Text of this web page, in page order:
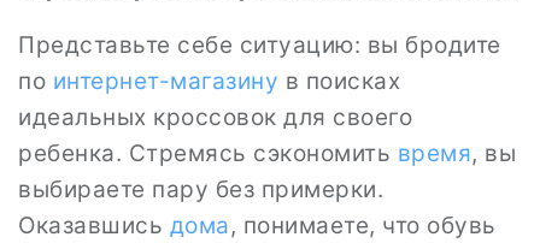
Представьте себе ситуацию: вы бродите
по интернет-магазину в поисках
идеальных кроссовок для своего
ребенка. Стремясь сэкономить время, вы
выбираете пару без примерки.
Оказавшись дома, понимаете, что обувь